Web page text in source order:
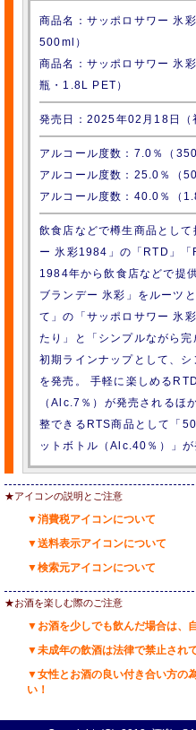
商品名：サッポロサワー 氷
500ml）
商品名：サッポロサワー 氷
瓶・1.8L PET）
発売日：2025年02月18日（
アルコール度数：7.0％（
アルコール度数：25.0％（
アルコール度数：40.0％（
飲食店などで樽生商品とし
ー 氷彩1984」の「RTD」「
1984年から飲食店などで提
ブランデー 氷彩」をルーツ
て」の「サッポロサワー 氷
たり」と「シンプルながら完
初期ラインナップとして、シ
を発売。 手軽に楽しめる
（Alc.7％）が発売されるほ
整できるRTS商品として「
ットボトル（Alc.40％）」が
★アイコンの説明とご注意
▼消費税アイコンについて
▼送料表示アイコンについて
▼検索元アイコンについて
★お酒を楽しむ際のご注意
▼お酒を少しでも飲んだ場合は、
▼未成年の飲酒は法律で禁止され
▼女性とお酒の良い付き合い方の
い！